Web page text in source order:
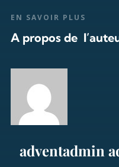
EN SAVOIR PLUS
A propos de
adventadmin